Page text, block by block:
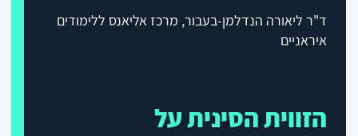
ד"ר ליאורה הנדלמן-בעבור, מרכז אליאנס ללימודים
איראניים
הזווית הסינית על